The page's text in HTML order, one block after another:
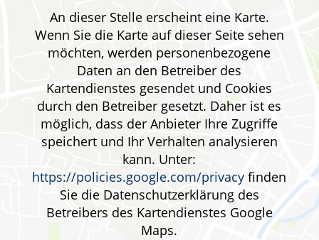
Ratgeber
Krankheiten & Therapie
HOMÖOPATHIE
GESUND IM ALTER
An dieser Stelle erscheint eine Karte.
Wenn Sie die Karte auf dieser Seite sehen
möchten, werden personenbezogene
Daten an den Betreiber des
Kartendienstes gesendet und Cookies
durch den Betreiber gesetzt. Daher ist es
möglich, dass der Anbieter Ihre Zugriffe
speichert und Ihr Verhalten analysieren
kann. Unter:
https://policies.google.com/privacy finden
Sie die Datenschutzerklärung des
Betreibers des Kartendienstes Google
Maps.